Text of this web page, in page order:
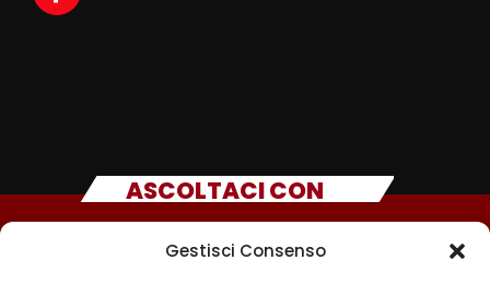
Gestisci Consenso
ASCOLTACI CON